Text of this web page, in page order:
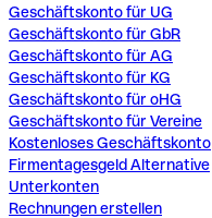
Geschäftskonto für UG
Geschäftskonto für GbR
Geschäftskonto für AG
Geschäftskonto für KG
Geschäftskonto für oHG
Geschäftskonto für Vereine
Kostenloses Geschäftskonto
Firmentagesgeld Alternative
Unterkonten
Rechnungen erstellen